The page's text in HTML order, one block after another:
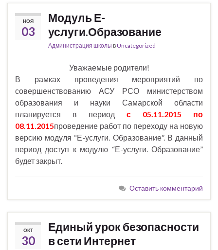
НОЯ
03
Модуль Е-
услуги.Образование
Администрация школы вUncategorized
Уважаемые родители!
В рамках проведения мероприятий по
совершенствованию АСУ РСО министерством
образования и науки Самарской области
планируется в период с 05.11.2015 по
08.11.2015проведение работ по переходу на новую
версию модуля “Е-услуги. Образование”. В данный
период доступ к модулю “Е-услуги. Образование”
будет закрыт.
Оставить комментарий
ОКТ
30
Единый урок безопасности
в сети Интернет